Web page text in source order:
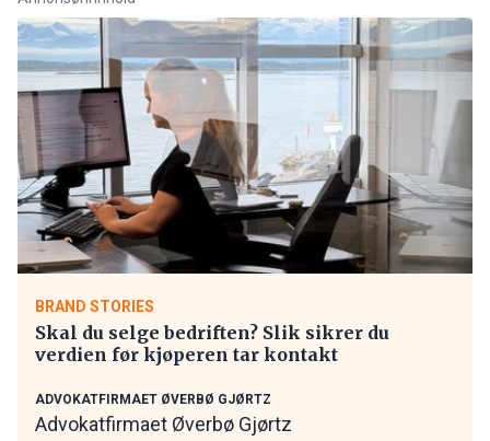
BRAND STORIES
Skal du selge bedriften? Slik sikrer du
verdien før kjøperen tar kontakt
ADVOKATFIRMAET ØVERBØ GJØRTZ
Advokatfirmaet Øverbø Gjørtz